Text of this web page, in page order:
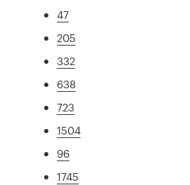
47
205
332
638
723
1504
96
1745